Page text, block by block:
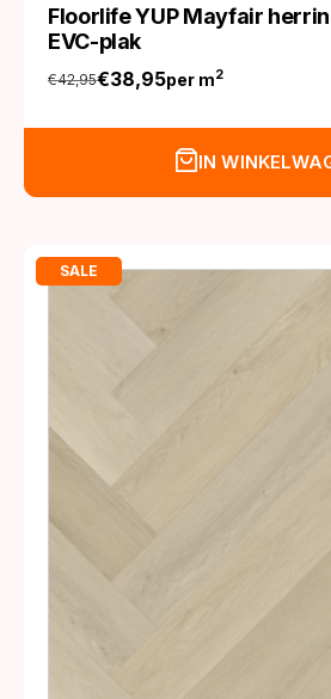
Floorlife YUP Mayfair
EVC-plak
€42,95
Oorspronkelijke
prijs
€38,95
Huidige
prijs
per m2
IN
SALE